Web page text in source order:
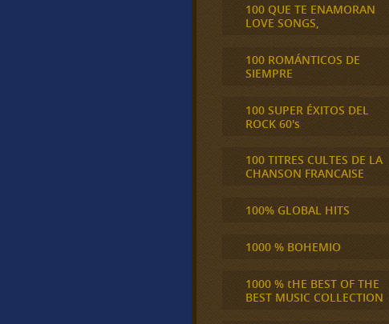
100 QUE TE ENAMORAN
LOVE SONGS,
100 ROMÁNTICOS DE
SIEMPRE
100 SUPER ÉXITOS DEL
ROCK 60's
100 TITRES CULTES DE LA
CHANSON FRANCAISE
100% GLOBAL HITS
1000 % BOHEMIO
1000 % tHE BEST OF THE
BEST MUSIC COLLECTION